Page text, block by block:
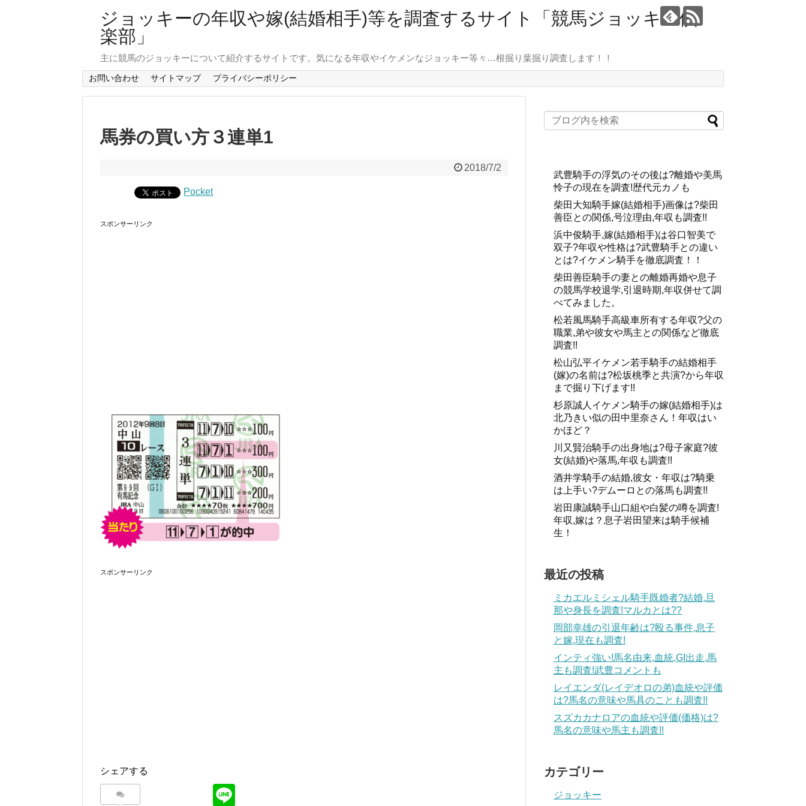
ジョッキーの年収や嫁(結婚相手)等を調査するサイト「競馬ジョッキー倶
楽部」
主に競馬のジョッキーについて紹介するサイトです。気になる年収やイケメンなジョッキー等々…根掘り葉掘り調査します！！
お問い合わせ サイトマップ プライバシーポリシー
馬券の買い方３連単1
2018/7/2
Pocket
スポンサーリンク
スポンサーリンク
シェアする
武豊騎手の浮気のその後は?離婚や美馬
怜子の現在を調査!歴代元カノも
柴田大知騎手嫁(結婚相手)画像は?柴田
善臣との関係,号泣理由,年収も調査!!
浜中俊騎手,嫁(結婚相手)は谷口智美で
双子?年収や性格は?武豊騎手との違い
とは?イケメン騎手を徹底調査！！
柴田善臣騎手の妻との離婚再婚や息子
の競馬学校退学,引退時期,年収併せて調
べてみました。
松若風馬騎手高級車所有する年収?父の
職業,弟や彼女や馬主との関係など徹底
調査!!
松山弘平イケメン若手騎手の結婚相手
(嫁)の名前は?松坂桃季と共演?から年収
まで掘り下げます!!
杉原誠人イケメン騎手の嫁(結婚相手)は
北乃きい似の田中里奈さん！年収はい
かほど？
川又賢治騎手の出身地は?母子家庭?彼
女(結婚)や落馬,年収も調査!!
酒井学騎手の結婚,彼女・年収は?騎乗
は上手い?デムーロとの落馬も調査!!
岩田康誠騎手山口組や白髪の噂を調査!
年収,嫁は？息子岩田望来は騎手候補
生！
最近の投稿
ミカエルミシェル騎手既婚者?結婚,旦
那や身長を調査!マルカとは??
岡部幸雄の引退年齢は?殴る事件,息子
と嫁,現在も調査!
インティ強い!馬名由来,血統,GI出走,馬
主も調査!武豊コメントも
レイエンダ(レイデオロの弟)血統や評価
は?馬名の意味や馬具のことも調査!!
スズカカナロアの血統や評価(価格)は?
馬名の意味や馬主も調査!!
カテゴリー
ジョッキー